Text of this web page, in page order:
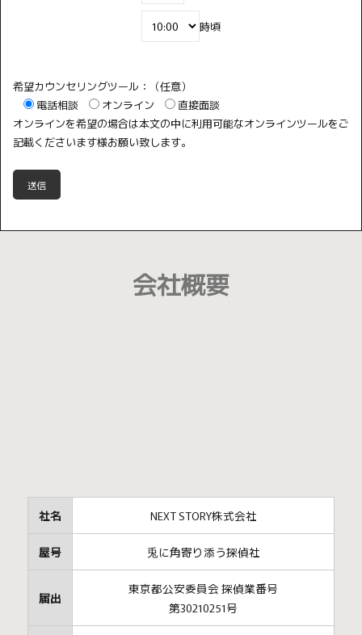
時頃
希望カウンセリングツール：（任意）
電話相談
オンライン
直接面談
オンラインを希望の場合は本文の中に利用可能なオンラインツールをご
記載くださいます様お願い致します。
会社概要
社名 NEXT STORY株式会社
屋号 兎に角寄り添う探偵社
届出
東京都公安委員会 探偵業番号
第30210251号